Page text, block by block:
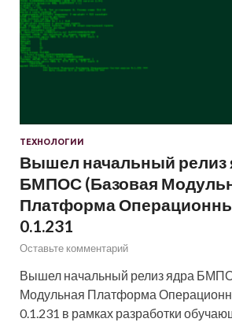
ТЕХНОЛОГИИ
Вышел начальный релиз
БМПОС (Базовая
Платформа
0.1.231
Оставьте комментарий
Вышел начальный релиз ядра
Модульная Платформа
0.1.231 в рамках разработки